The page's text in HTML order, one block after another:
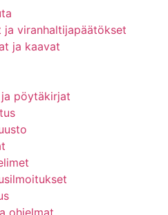
ja viranhaltijapäätökset
ja kaavat
pöytäkirjat
ohjelmat